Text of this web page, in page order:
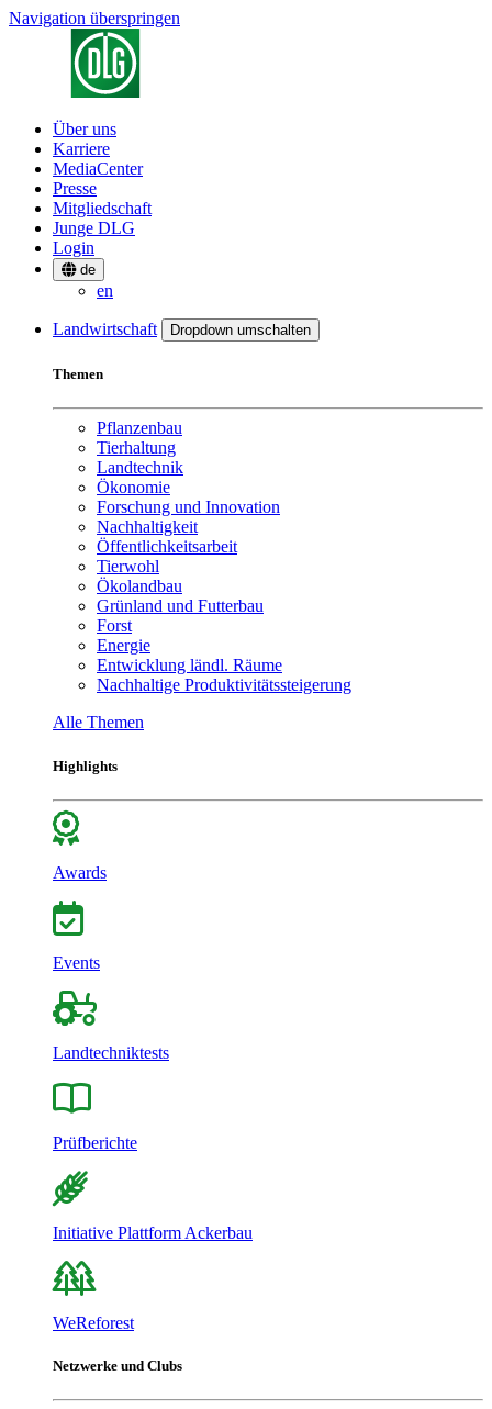
Navigation überspringen
Über uns
Karriere
MediaCenter
Presse
Mitgliedschaft
Junge DLG
Login
de
en
Landwirtschaft Dropdown umschalten
Themen
Pflanzenbau
Tierhaltung
Landtechnik
Ökonomie
Forschung und Innovation
Nachhaltigkeit
Öffentlichkeitsarbeit
Tierwohl
Ökolandbau
Grünland und Futterbau
Forst
Energie
Entwicklung ländl. Räume
Nachhaltige Produktivitätssteigerung
Alle Themen
Highlights
Awards
Events
Landtechniktests
Prüfberichte
Initiative Plattform Ackerbau
WeReforest
Netzwerke und Clubs